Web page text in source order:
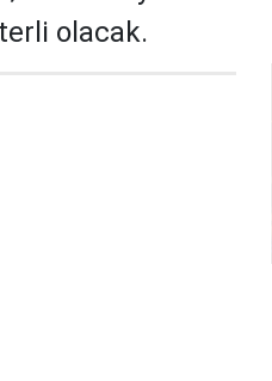
olacak.